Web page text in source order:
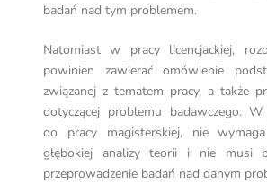
badań nad tym problemem.
Natomiast w pracy licencjackiej,
powinien zawierać omówienie
związanej z tematem pracy, a także
dotyczącej problemu badawczego.
do pracy magisterskiej, nie
głębokiej analizy teorii i nie musi
przeprowadzenie badań nad danym